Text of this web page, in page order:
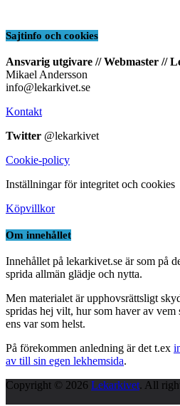
Sajtinfo och cookies
Ansvarig utgivare // Webmaster //
Mikael Andersson
info@lekarkivet.se
Kontakt
Twitter @lekarkivet
Cookie-policy
Inställningar för integritet och cookies
Köpvillkor
Om innehållet
Innehållet på lekarkivet.se är som på
sprida allmän glädje och nytta.
Men materialet är upphovsrättsligt
spridas hej vilt, hur som haver av vem
ens var som helst.
På förekommen anledning är det t.ex
av till sin egen lekhemsida.
Copyright © 2026 Lekarkivet. All